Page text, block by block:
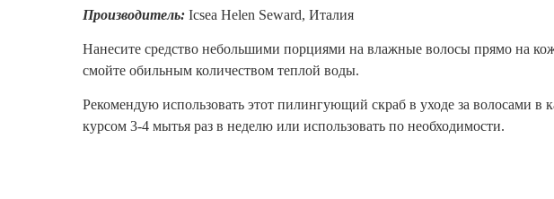
Производитель: Icsea Helen Seward, Италия
Нанесите средство небольшими порциями на влажные волосы прямо на
смойте обильным количеством теплой воды.
Рекомендую использовать этот пилингующий скраб в уходе за волосами
курсом 3-4 мытья раз в неделю или использовать по необходимости.